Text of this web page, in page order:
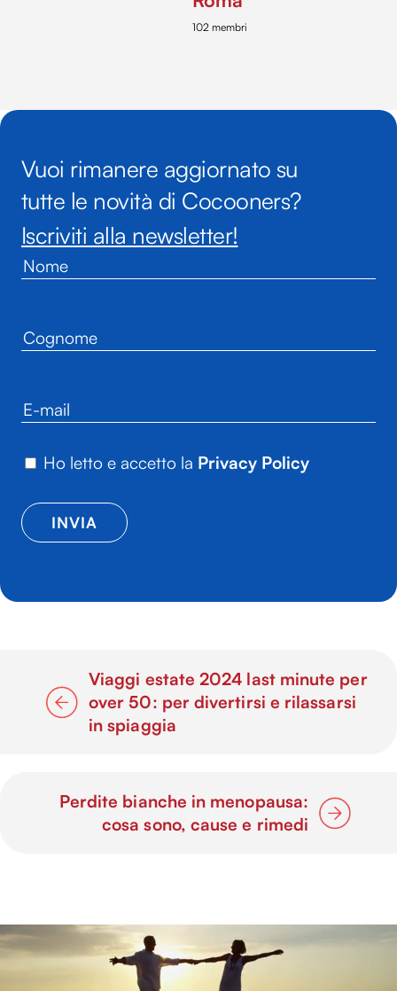
102 membri
Vuoi rimanere aggiornato su
tutte le novità di Cocooners?
Iscriviti alla newsletter!
Ho letto e accetto la Privacy Policy
Viaggi estate 2024 last minute per
over 50: per divertirsi e rilassarsi
in spiaggia
Perdite bianche in menopausa:
cosa sono, cause e rimedi